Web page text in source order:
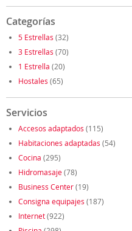
Categorías
5 Estrellas (32)
3 Estrellas (70)
1 Estrella (20)
Hostales (65)
Servicios
Accesos adaptados (115)
Habitaciones adaptadas (54)
Cocina (295)
Hidromasaje(78)
Business Center(19)
Consigna equipajes (187)
Internet(922)